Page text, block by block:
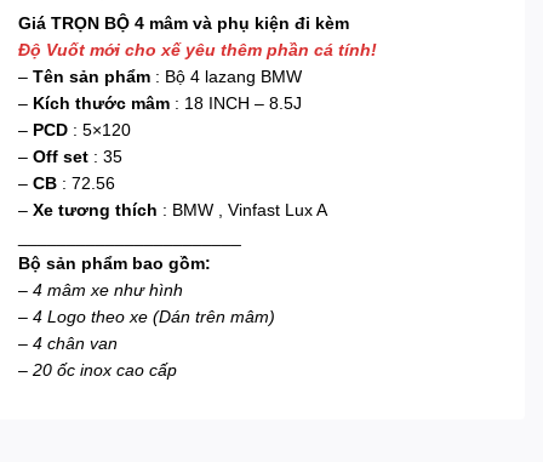
Giá TRỌN BỘ 4 mâm và phụ kiện đi kèm
Độ Vuốt mới cho xế yêu thêm phần cá tính!
– Tên sản phẩm : Bộ 4 lazang BMW
– Kích thước mâm : 18 INCH – 8.5J
– PCD : 5×120
– Off set : 35
– CB : 72.56
– Xe tương thích : BMW , Vinfast Lux A
Bộ sản phẩm bao gồm:
– 4 mâm xe như hình
– 4 Logo theo xe (Dán trên mâm)
– 4 chân van
– 20 ốc inox cao cấp